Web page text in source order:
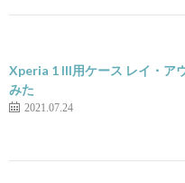
Xperia 1 III用ケース レイ・ア
みた
2021.07.24